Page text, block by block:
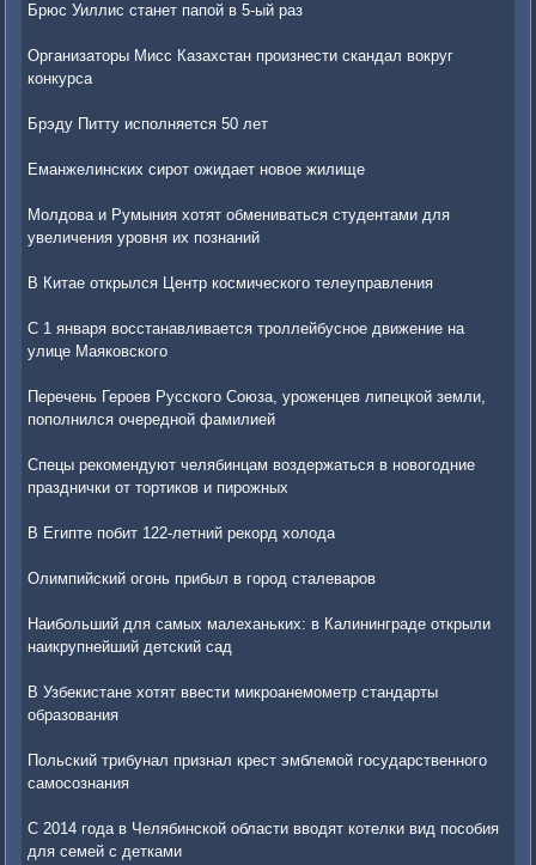
Брюс Уиллис станет папой в 5-ый раз
Организаторы Мисс Казахстан произнести скандал вокруг
конкурса
Брэду Питту исполняется 50 лет
Еманжелинских сирот ожидает новое жилище
Молдова и Румыния хотят обмениваться студентами для
увеличения уровня их познаний
В Китае открылся Центр космического телеуправления
С 1 января восстанавливается троллейбусное движение на
улице Маяковского
Перечень Героев Русского Союза, уроженцев липецкой земли,
пополнился очередной фамилией
Спецы рекомендуют челябинцам воздержаться в новогодние
празднички от тортиков и пирожных
В Египте побит 122-летний рекорд холода
Олимпийский огонь прибыл в город сталеваров
Наибольший для самых малеханьких: в Калининграде открыли
наикрупнейший детский сад
В Узбекистане хотят ввести микроанемометр стандарты
образования
Польский трибунал признал крест эмблемой государственного
самосознания
С 2014 года в Челябинской области вводят котелки вид пособия
для семей с детками